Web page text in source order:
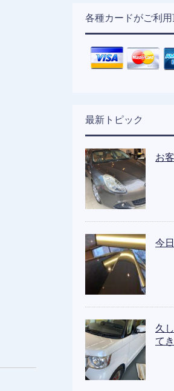
各種カードがご利
最新トピック
お
今
久
て